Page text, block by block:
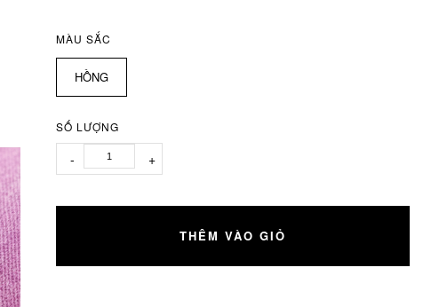
MÀU SẮC
HỒNG
SỐ LƯỢNG
- +
THÊM VÀO GIỎ